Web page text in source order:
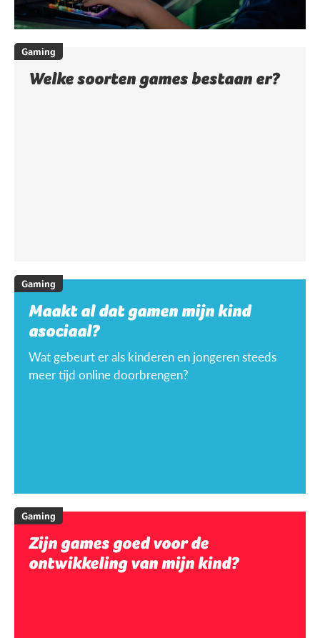
Gaming
Welke soorten games bestaan er?
Gaming
Maakt al dat gamen mijn kind
asociaal?
Wat gebeurt er als kinderen en jongeren steeds
meer tijd online doorbrengen?
Gaming
Zijn games goed voor de
ontwikkeling van mijn kind?